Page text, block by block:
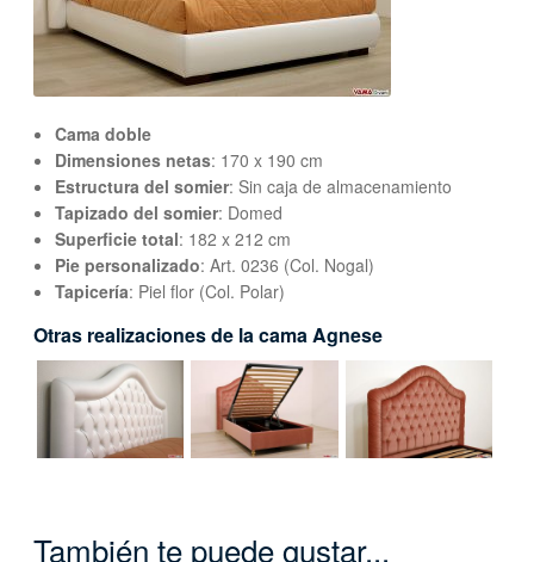
Cama doble
Dimensiones netas: 170 x 190 cm
Estructura del somier: Sin caja de almacenamiento
Tapizado del somier: Domed
Superficie total: 182 x 212 cm
Pie personalizado: Art. 0236 (Col. Nogal)
Tapicería: Piel flor (Col. Polar)
Otras realizaciones de la cama Agnese
También te puede gustar...